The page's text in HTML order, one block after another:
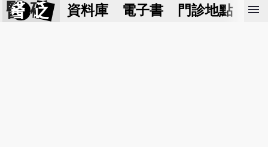
醫 砭 資料庫 電子書 門診地點 預
menu